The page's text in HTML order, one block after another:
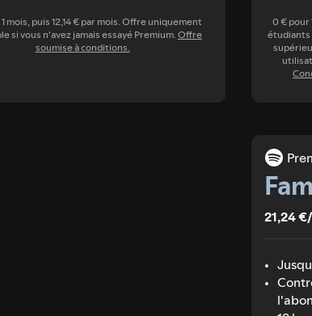
mois, puis 12,14 € par mois. Offre uniquement
si vous n'avez jamais essayé Premium.Offre
soumise à conditions.
0 € pour
étudiants
21,24